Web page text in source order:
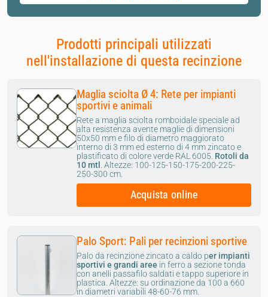
Prodotti principali utilizzati
nell'installazione di questa recinzione
Maglia sciolta Ø 4: Rete per impianti
sportivi e animali
Rete a maglia sciolta romboidale speciale ad
alta resistenza avente maglie di dimensioni
50x50 mm e filo di diametro maggiorato
interno di 3 mm ed esterno di 4 mm zincato e
plastificato di colore verde RAL 6005. Rotoli da
10 mtl Altezze: 100-125-150-175-200-225-
250-300 cm.
Acquista online
Palo Sport: Pali per recinzioni sportive
Palo da recinzione zincato a caldo per impianti
sportivi e grandi aree in ferro a sezione tonda
con anelli passafilo saldati e tappo superiore in
plastica. Altezze: su ordinazione da 100 a 660
in diametri variabili 48-60-76 mm.